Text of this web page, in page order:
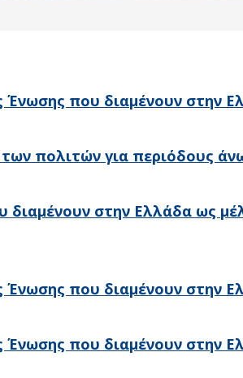
Ένωσης που διαμένουν στην
πολιτών για περιόδους
στην Ελλάδα ως
Ένωσης που διαμένουν στην
Ένωσης που διαμένουν στην